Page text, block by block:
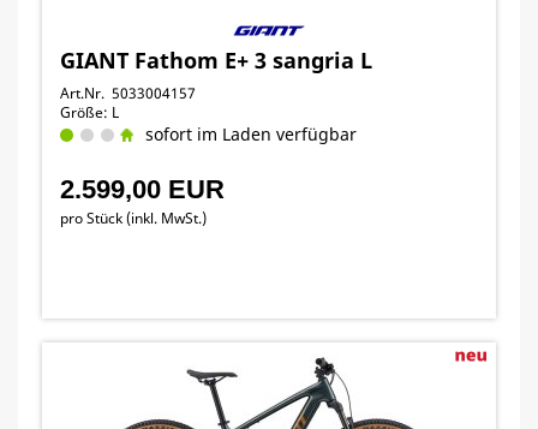
GIANT Fathom E+ 3 sangria L
Art.Nr. 5033004157
Größe: L
sofort im Laden verfügbar
2.599,00 EUR
pro Stück (inkl. MwSt.)